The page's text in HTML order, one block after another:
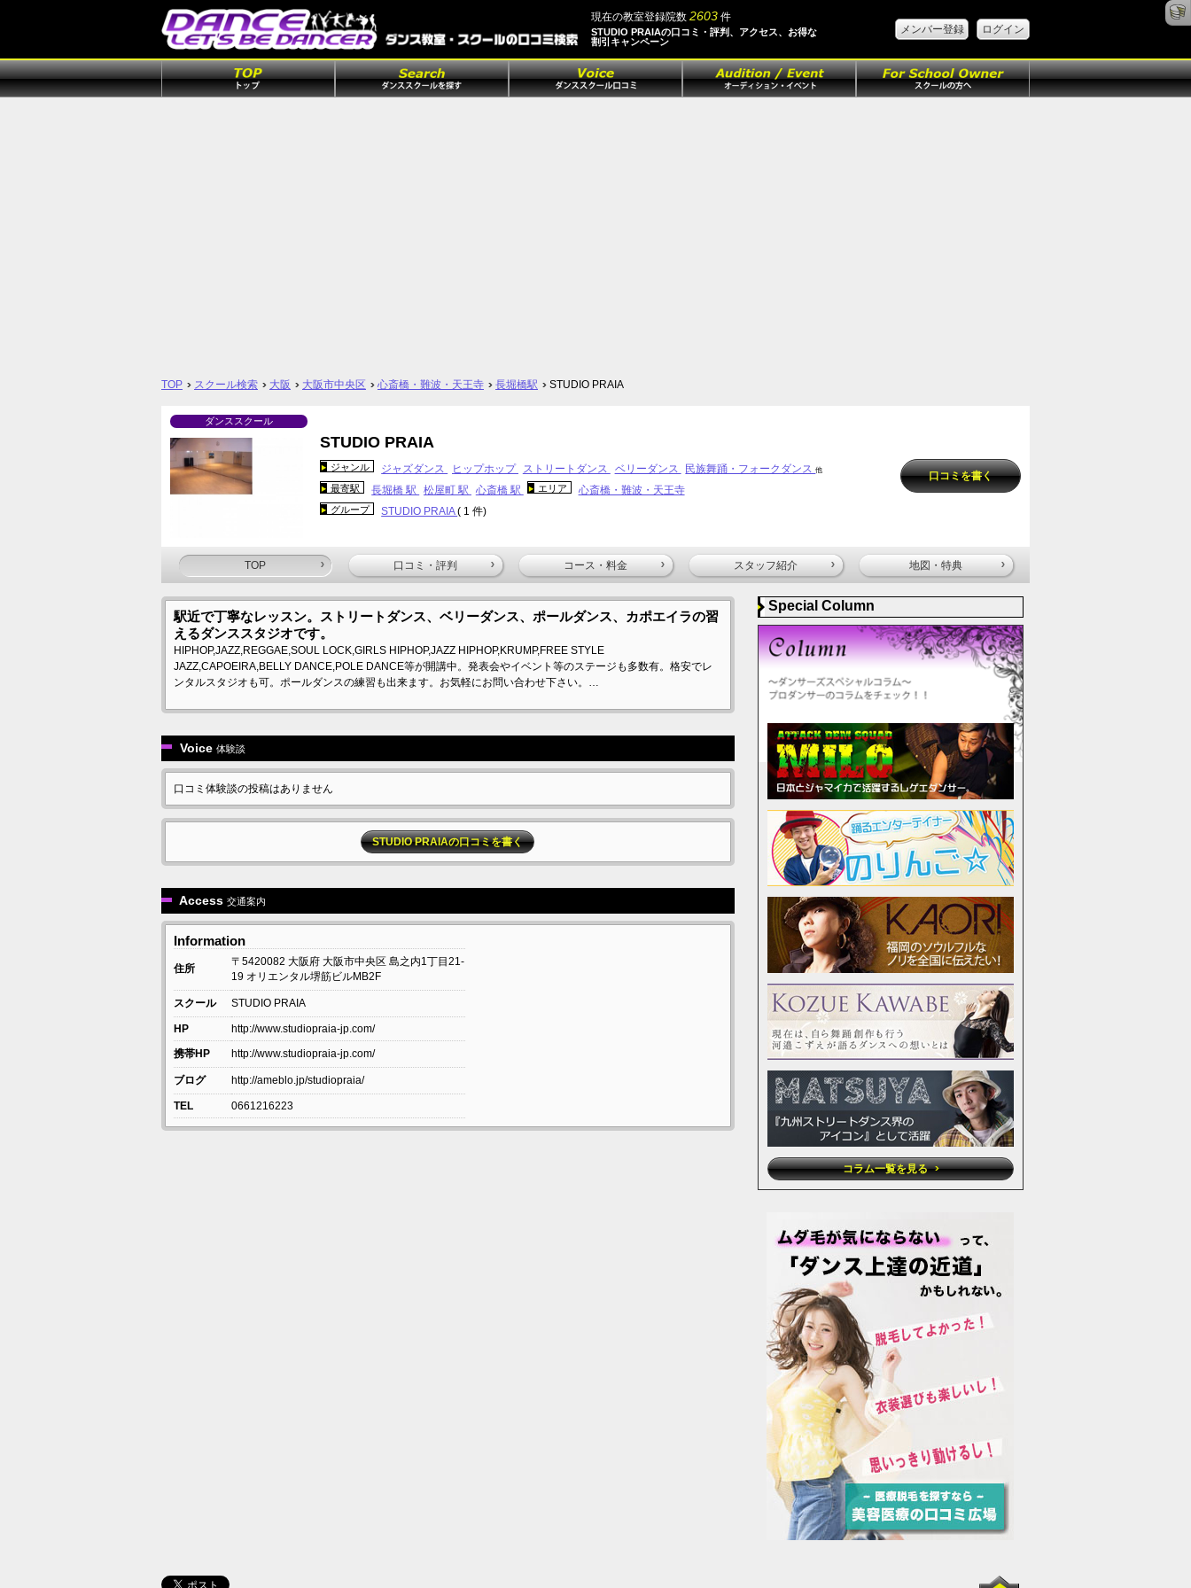
現在の教室登録院数 2603件
STUDIO PRAIAの口コミ・評判、アクセス、お得な
割引キャンペーン
メンバー登録 ログイン
TOP スクール検索 大阪 大阪市中央区 心斎橋・難波・天王寺 長堀橋駅 STUDIO PRAIA
ダンススクール
STUDIO PRAIA
ジャンル ジャズダンス ヒップホップ ストリートダンス ベリーダンス 民族舞踊・フォークダンス他
最寄駅 長堀橋 駅 松屋町 駅 心斎橋 駅 エリア 心斎橋・難波・天王寺
グループ STUDIO PRAIA( 1 件)
口コミを書く
TOP 口コミ・評判 コース・料金 スタッフ紹介 地図・特典
駅近で丁寧なレッスン。ストリートダンス、ベリーダンス、ポールダンス、カポエイラの習
えるダンススタジオです。
HIPHOP,JAZZ,REGGAE,SOUL LOCK,GIRLS HIPHOP,JAZZ HIPHOP,KRUMP,FREE STYLE
JAZZ,CAPOEIRA,BELLY DANCE,POLE DANCE等が開講中。発表会やイベント等のステージも多数有。格安でレ
ンタルスタジオも可。ポールダンスの練習も出来ます。お気軽にお問い合わせ下さい。…
Voice 体験談
口コミ体験談の投稿はありません
STUDIO PRAIAの口コミを書く
Access 交通案内
Information
住所
〒5420082 大阪府 大阪市中央区 島之内1丁目21-
19 オリエンタル堺筋ビルMB2F
スクール STUDIO PRAIA
HP
http://www.studiopraia-jp.com/
携帯HP
http://www.studiopraia-jp.com/
ブログ http://ameblo.jp/studiopraia/
TEL 0661216223
Special Column
コラム一覧を見る